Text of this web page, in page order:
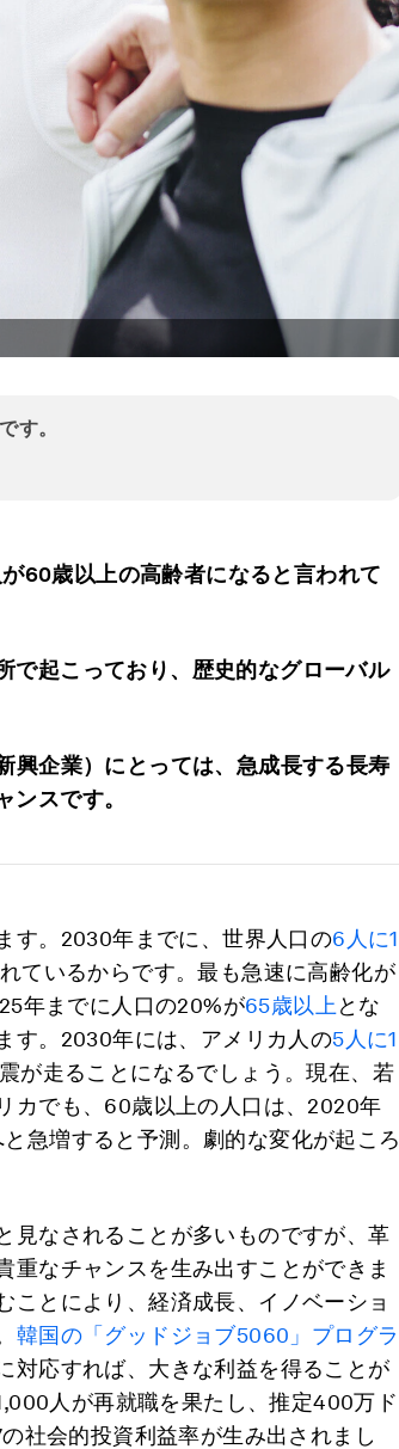
す。
60歳以上の高齢者になると言われて
で起こっており、歴史的なグローバル
興企業）にとっては、急成長する長寿
スです。
す。2030年までに、世界人口の6人に1
ているからです。最も急速に高齢化が
年までに人口の20%が65歳以上 とな
す。2030年には、アメリカ人の5人に1
が走ることになるでしょう。現在、若
カでも、60歳以上の人口は、2020年
と急増すると予測。劇的な変化が起ころ
見なされることが多いものですが、革
重なチャンスを生み出すことができま
ことにより、経済成長、イノベーショ
韓国の「グッドジョブ5060」プログラ
対応すれば、大きな利益を得ることが
人が再就職を果たし、推定400万ド
社会的投資利益率が生み出されまし